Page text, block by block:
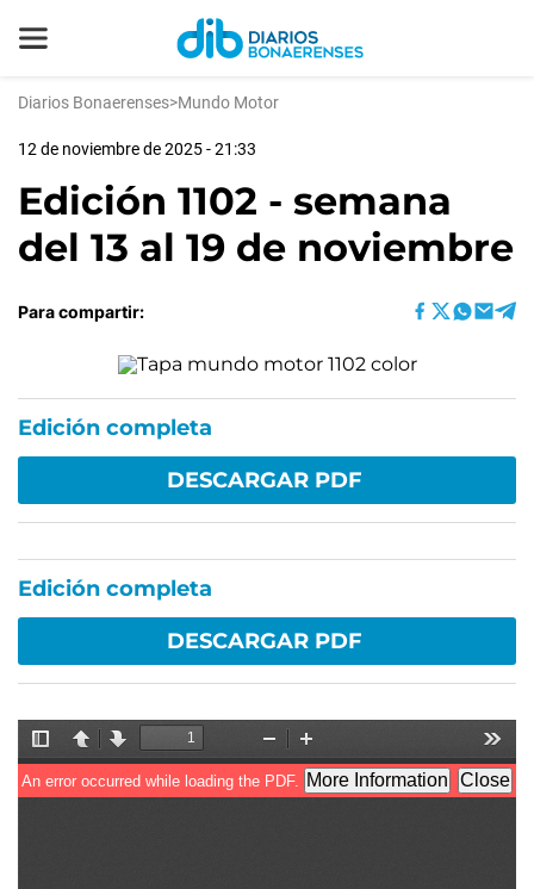
Diarios Bonaerenses>Mundo Motor
12 de noviembre de 2025 - 21:33
Edición 1102 - semana
del 13 al 19 de noviembre
Para compartir:
Edición completa
DESCARGAR PDF
Edición completa
DESCARGAR PDF